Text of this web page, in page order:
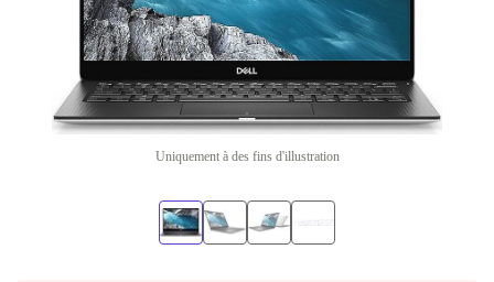
Uniquement à des fins d'illustration